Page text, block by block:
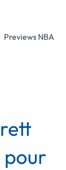
Previews NBA
pour